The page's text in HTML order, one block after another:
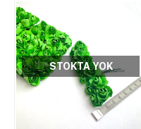
STOKTA YOK